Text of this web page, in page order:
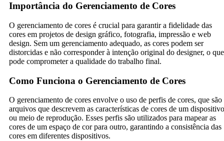
Importância do Gerenciamento de Cores
O gerenciamento de cores é crucial para garantir a fidelidade das
cores em projetos de design gráfico, fotografia, impressão e web
design. Sem um gerenciamento adequado, as cores podem ser
distorcidas e não corresponder à intenção original do designer, o que
pode comprometer a qualidade do trabalho final.
Como Funciona o Gerenciamento de Cores
O gerenciamento de cores envolve o uso de perfis de cores, que são
arquivos que descrevem as características de cores de um dispositivo
ou meio de reprodução. Esses perfis são utilizados para mapear as
cores de um espaço de cor para outro, garantindo a consistência das
cores em diferentes dispositivos.